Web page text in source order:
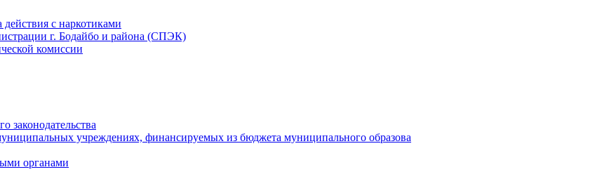
действия с наркотиками
г. Бодайбо и района (СПЭК)
комиссии
законодательства
учреждениях, финансируемых из бюджета муниципального образова
органами